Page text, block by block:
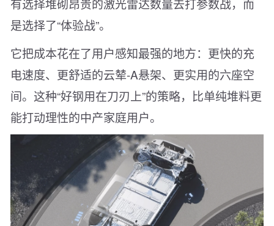
有选择堆砌昂贵的激光雷达数量去打参数战，而
是选择了“体验战”。
它把成本花在了用户感知最强的地方：更快的充
电速度、更舒适的云辇-A悬架、更实用的六座空
间。这种“好钢用在刀刃上”的策略，比单纯堆料更
能打动理性的中产家庭用户。